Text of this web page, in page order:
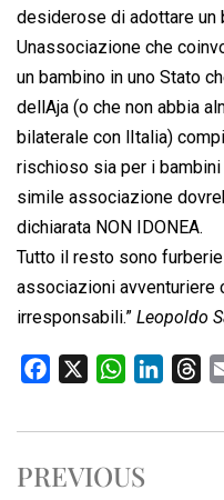
desiderose di adottare un
Unassociazione che
un bambino in uno Stato
dellAja (o che non abbia
bilaterale con lItalia)
rischioso sia per i
simile associazione
dichiarata NON IDONEA.
Tutto il resto sono
associazioni avventuriere
irresponsabili.” Leopoldo
c
b
W
a
s
n
r
PREVIOUS